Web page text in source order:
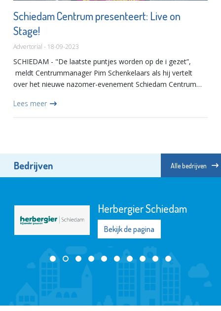
Schiedam Centrum presenteert: Live on
Stage!
Advertorial - 18-09-2023
SCHIEDAM - "De laatste puntjes worden op de i gezet”,
meldt Centrummanager Pim Schenkelaars als hij vertelt
over het nieuwe nazomer-evenement Schiedam Centrum
september. De op...
Lees meer
Bedrijven Alle bedrijven
Herbergier Schiedam
Bekijk de pagina